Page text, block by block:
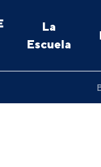
La
Escuela